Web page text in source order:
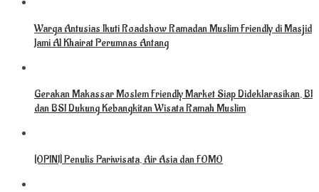
Warga Antusias Ikuti Roadshow Ramadan Muslim Friendly di Masjid
Jami Al Khairat Perumnas Antang
Gerakan Makassar Moslem Friendly Market Siap Dideklarasikan, BI
dan BSI Dukung Kebangkitan Wisata Ramah Muslim
[OPINI] Penulis Pariwisata, Air Asia dan FOMO